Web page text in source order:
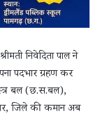
निवेदिता पाल ने
पदभार ग्रहण कर
बल (छ.स.बल),
जिले की कमान अब